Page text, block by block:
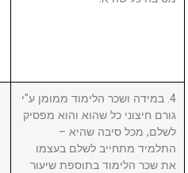
4. במידה ושכר הלימוד ממומן ע"י
גורם חיצוני כל שהוא והוא מפסיק
לשלם, מכל סיבה שהיא –
התלמיד מתחייב לשלם בעצמו
את שכר הלימוד בתוספת שיעור